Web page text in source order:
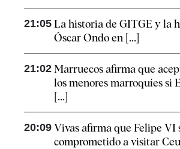
21:05 La historia de GITGE y la
Óscar Ondo en [...]
21:02 Marruecos afirma que
los menores marroquíes si
[...]
20:09 Vivas afirma que Felipe VI
comprometido a visitar